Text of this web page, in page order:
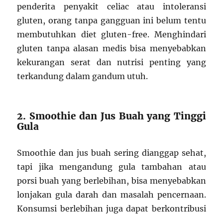
penderita penyakit celiac atau intoleransi
gluten, orang tanpa gangguan ini belum tentu
membutuhkan diet gluten-free. Menghindari
gluten tanpa alasan medis bisa menyebabkan
kekurangan serat dan nutrisi penting yang
terkandung dalam gandum utuh.
2. Smoothie dan Jus Buah yang Tinggi
Gula
Smoothie dan jus buah sering dianggap sehat,
tapi jika mengandung gula tambahan atau
porsi buah yang berlebihan, bisa menyebabkan
lonjakan gula darah dan masalah pencernaan.
Konsumsi berlebihan juga dapat berkontribusi